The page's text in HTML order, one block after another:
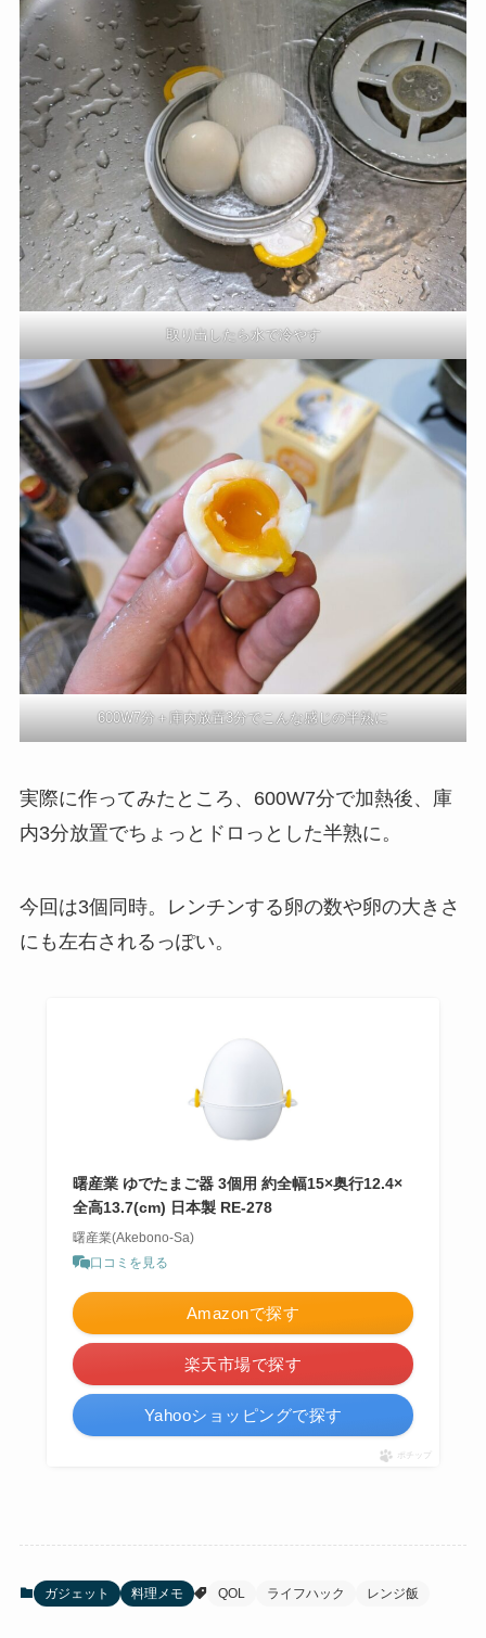
取り出したら水で冷やす
600W7分＋庫内放置3分でこんな感じの半熟に
実際に作ってみたところ、600W7分で加熱後、庫
内3分放置でちょっとドロっとした半熟に。
今回は3個同時。レンチンする卵の数や卵の大きさ
にも左右されるっぽい。
曙産業 ゆでたまご器 3個用 約全幅15×奥行12.4×
全高13.7(cm) 日本製 RE-278
曙産業(Akebono-Sa)
口コミを見る
Amazonで探す
楽天市場で探す
Yahooショッピングで探す
ポチップ
ガジェット 料理メモ QOL ライフハック レンジ飯